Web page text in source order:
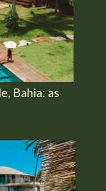
Bahia: as